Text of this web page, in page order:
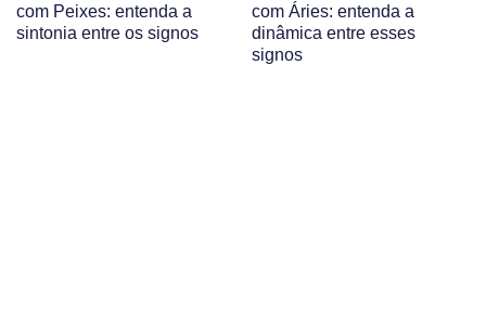
com Peixes: entenda a
sintonia entre os signos
com Áries: entenda a
dinâmica entre esses
signos